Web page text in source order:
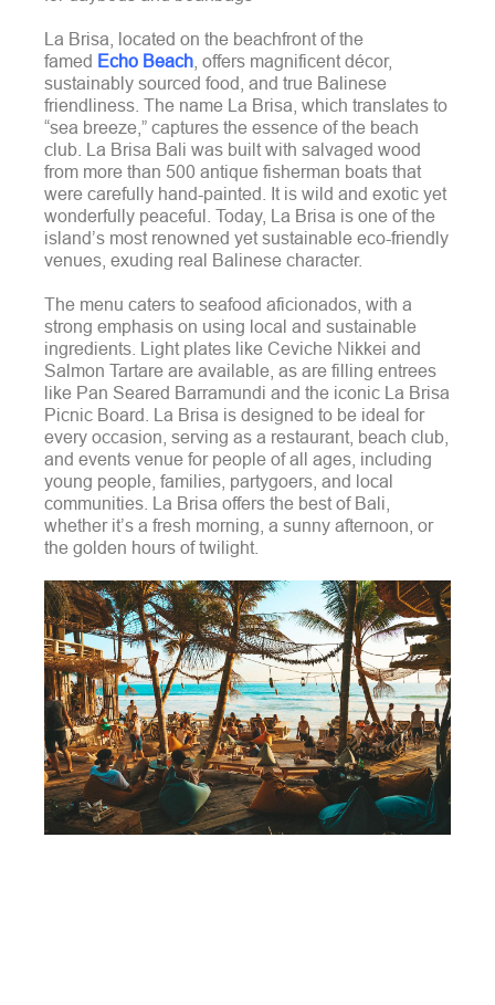
La Brisa, located on the beachfront of the
famed Echo Beach , offers magnificent décor,
sustainably sourced food, and true Balinese
friendliness. The name La Brisa, which translates to
“sea breeze,” captures the essence of the beach
club. La Brisa Bali was built with salvaged wood
from more than 500 antique fisherman boats that
were carefully hand-painted. It is wild and exotic yet
wonderfully peaceful. Today, La Brisa is one of the
island’s most renowned yet sustainable eco-friendly
venues, exuding real Balinese character.
The menu caters to seafood aficionados, with a
strong emphasis on using local and sustainable
ingredients. Light plates like Ceviche Nikkei and
Salmon Tartare are available, as are filling entrees
like Pan Seared Barramundi and the iconic La Brisa
Picnic Board. La Brisa is designed to be ideal for
every occasion, serving as a restaurant, beach club,
and events venue for people of all ages, including
young people, families, partygoers, and local
communities. La Brisa offers the best of Bali,
whether it’s a fresh morning, a sunny afternoon, or
the golden hours of twilight.